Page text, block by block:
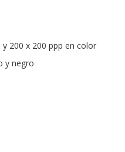
200 x 200 ppp en color
y negro